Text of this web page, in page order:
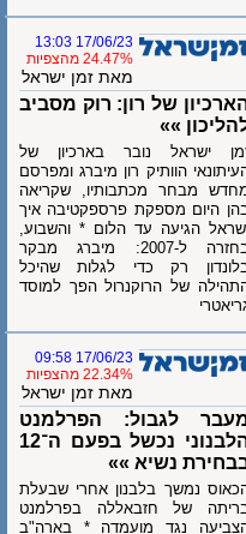
17/06/23 13:03
24.47% מהצפיות
מאת זמן ישראל
של רון: רוק מסביב
»»
ישראל נובר בארכיון של
הוותיק רון מיברג ומפרסם
מבחר מכתבותיו, שקריאה
היום מספקת פרספקטיבה איך
הגיעה עד הלום * והשבוע,
בחזרה ל-2007: מיברג מבקר
רק כדי לגלות שהיכל
של הרוקנרול הפך למוסד
17/06/23 09:58
22.34% מהצפיות
מאת זמן ישראל
לגבול: הפרלמנט
הלבנוני נכשל בפעם ה־12
נשיא »»
נמשך בלבנון אחרי שבעלת
של חזבאללה בפרלמנט
נגד מועמדה * בארה"ב